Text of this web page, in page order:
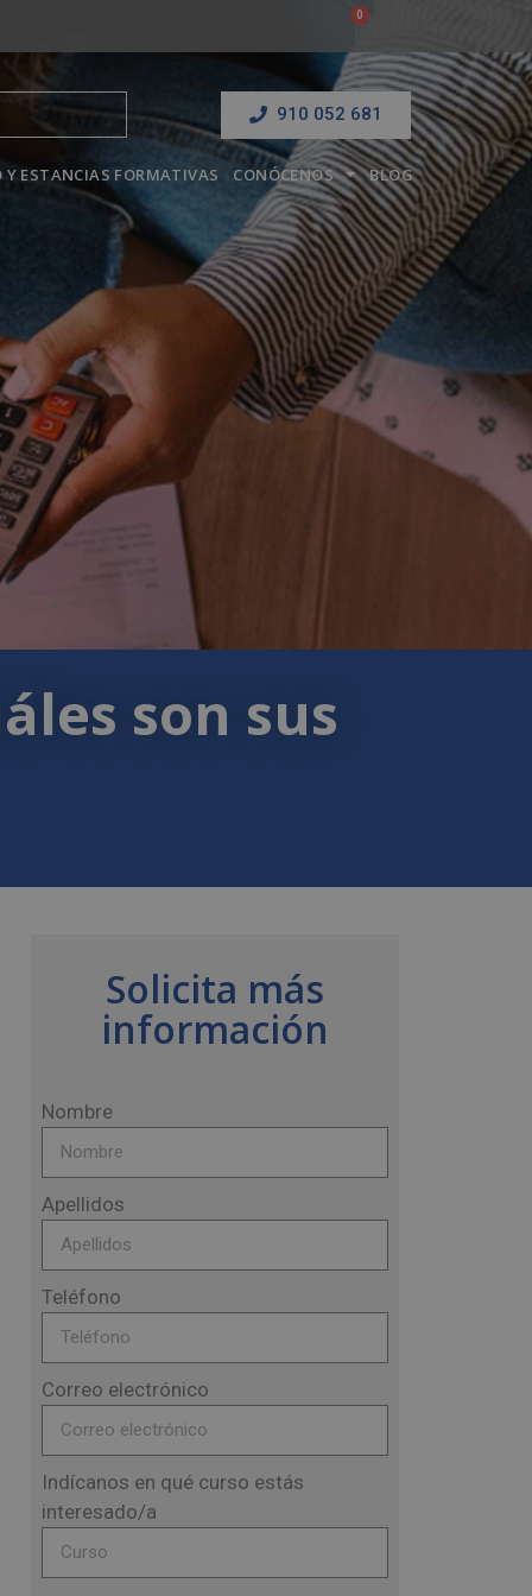
910 052 681
Y ESTANCIAS FORMATIVAS CONÓCENOS BLOG
son sus
Solicita más
información
Nombre
Apellidos
Teléfono
Correo electrónico
Indícanos en qué curso estás
interesado/a